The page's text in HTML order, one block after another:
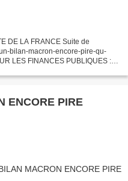
DE LA FRANCE Suite de
bilan-macron-encore-pire-qu-
LES FINANCES PUBLIQUES :
ENCORE PIRE